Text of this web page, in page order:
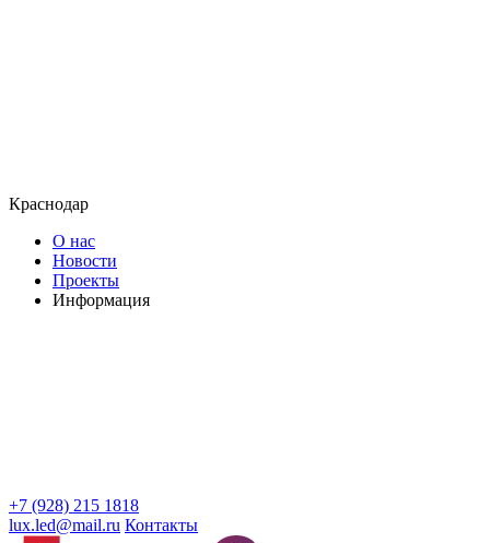
Краснодар
О нас
Новости
Проекты
Информация
+7 (928) 215 1818
lux.led@mail.ru Контакты